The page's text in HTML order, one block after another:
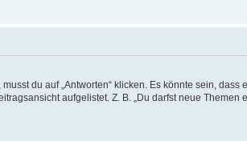
du auf „Antworten“ klicken. Es könnte sein, dass
aufgelistet. Z. B. „Du darfst neue Themen